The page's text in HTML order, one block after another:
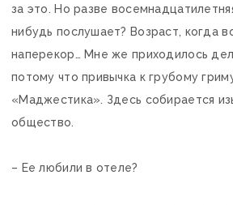
за это. Но разве
нибудь послушает? Возраст, когда
наперекор… Мне же приходилось
потому что привычка к грубому
«Маджестика». Здесь собирается
общество.
– Ее любили в отеле?